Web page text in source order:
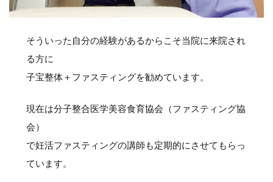
そういった自分の経験があるからこそ当院に来院され
る方に
子宝整体＋ファスティングを勧めています。
現在は分子整合医学美容食育協会（ファスティング協
会）
で妊活ファスティングの講師も定期的にさせてもらっ
ています。